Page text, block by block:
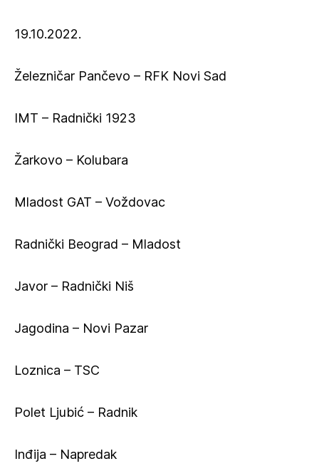
19.10.2022.
Železničar Pančevo – RFK Novi Sad
IMT – Radnički 1923
Žarkovo – Kolubara
Mladost GAT – Voždovac
Radnički Beograd – Mladost
Javor – Radnički Niš
Jagodina – Novi Pazar
Loznica – TSC
Polet Ljubić – Radnik
Inđija – Napredak